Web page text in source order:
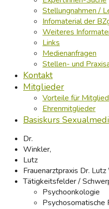
Stellungnahmen /
Infomaterial der
Weiteres
Links
Medienanfragen
Stellen- und
Kontakt
Mitglieder
Vorteile für
Ehrenmitglieder
Basiskurs
Dr.
Winkler,
Lutz
Frauenarztpraxis Dr.
Tätigkeitsfelder /
Psychoonkologie
Psychosomatische